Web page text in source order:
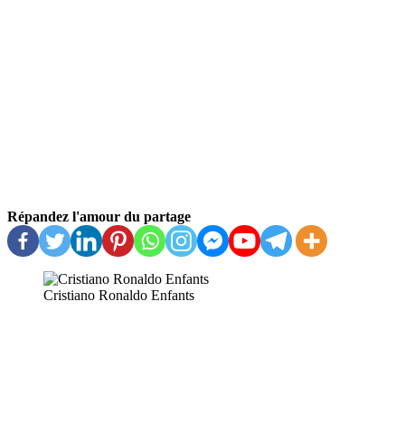
Répandez l'amour du partage
Cristiano Ronaldo Enfants